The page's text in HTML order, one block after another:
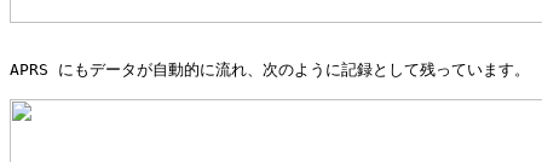
APRS にもデータが自動的に流れ、次のように記録として残っています。